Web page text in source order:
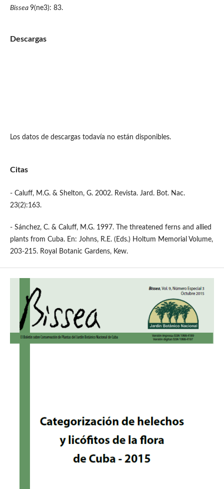
Bissea 9(ne3): 83.
Descargas
Los datos de descargas todavía no están disponibles.
Citas
- Caluff, M.G. & Shelton, G. 2002. Revista. Jard. Bot. Nac.
23(2):163.
- Sánchez, C. & Caluff, M.G. 1997. The threatened ferns and allied
plants from Cuba. En: Johns, R.E. (Eds.) Holtum Memorial Volume,
203-215. Royal Botanic Gardens, Kew.